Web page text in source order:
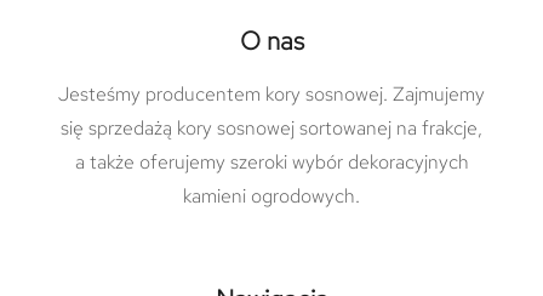
O nas
Jesteśmy producentem kory sosnowej. Zajmujemy
się sprzedażą kory sosnowej sortowanej na frakcje,
a także oferujemy szeroki wybór dekoracyjnych
kamieni ogrodowych.